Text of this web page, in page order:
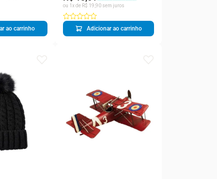
ao carrinho
ou 1 x de R$ 19 90sem juros
Adicionar ao carrinho